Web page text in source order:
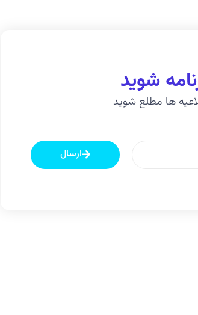
شوید
ها مطلع شوید
ارسال